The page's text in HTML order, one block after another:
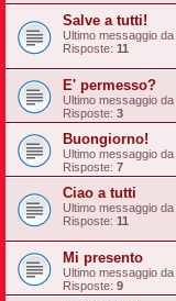
Salve a tutti!
Ultimo messaggio da
Risposte: 11
E' permesso?
Ultimo messaggio da
Risposte: 3
Buongiorno!
Ultimo messaggio da
Risposte: 7
Ciao a tutti
Ultimo messaggio da
Risposte: 11
Mi presento
Ultimo messaggio da
Risposte: 9